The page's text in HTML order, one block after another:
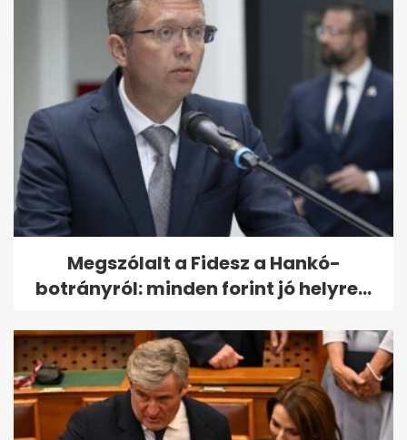
Megszólalt a Fidesz a Hankó-
botrányról: minden forint jó helyre...